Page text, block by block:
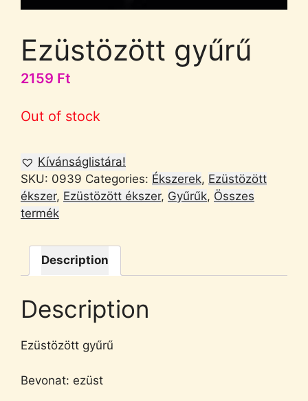
Ezüstözött gyűrű
2159 Ft
Out of stock
Kívánságlistára!
SKU: 0939 Categories: Ékszerek, Ezüstözött
ékszer, Ezüstözött ékszer, Gyűrűk, Összes
termék
Description
Description
Ezüstözött gyűrű
Bevonat: ezüst